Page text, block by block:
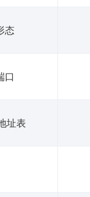
态
口
址表